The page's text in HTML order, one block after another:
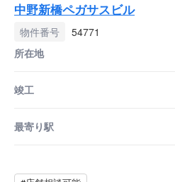
中野新橋ペガサスビル
物件番号
54771
所在地
竣工
最寄り駅